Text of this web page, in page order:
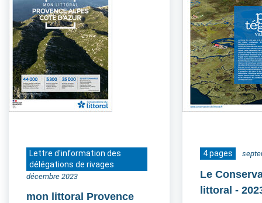
Lettre d'information des
délégations de rivages
décembre 2023
mon littoral Provence
4 pages
Le
littoral-